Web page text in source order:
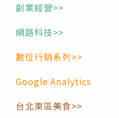
創業經營>>
網路科技>>
數位行銷系列>>
Google Analytics
台北東區美食>>